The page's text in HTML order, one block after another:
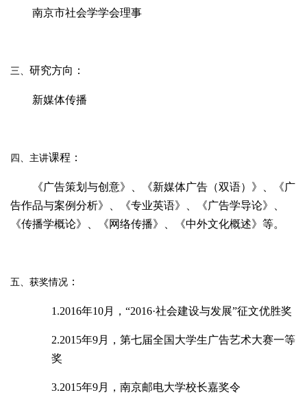
南京市社会学学会理事
三、 研究方向：
新媒体传播
四、主讲课程：
《广告策划与创意》、《新媒体广告（双语）》、《广
告作品与案例分析》、《专业英语》、《广告学导论》、
《传播学概论》、《网络传播》、《中外文化概述》等。
五、获奖情况 ：
1.2016年10月，“2016·社会建设与发展”征文优胜奖
2.2015年9月，第七届全国大学生广告艺术大赛一等
奖
3.2015年9月，南京邮电大学校长嘉奖令